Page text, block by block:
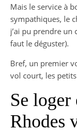
Mais le service à
sympathiques, le
j’ai pu prendre un
faut le déguster).
Bref, un premier
vol court, les
Se
Rhodes